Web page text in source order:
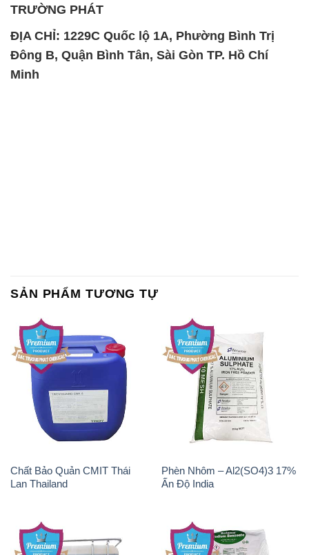
TRƯỜNG PHÁT
ĐỊA CHỈ: 1229C Quốc lộ 1A, Phường Bình Trị
Đông B, Quận Bình Tân, Sài Gòn TP. Hồ Chí
Minh
SẢN PHẨM TƯƠNG TỰ
Chất Bảo Quản CMIT Thái
Lan Thailand
Phèn Nhôm – Al2(SO4)3 17%
Ấn Độ India